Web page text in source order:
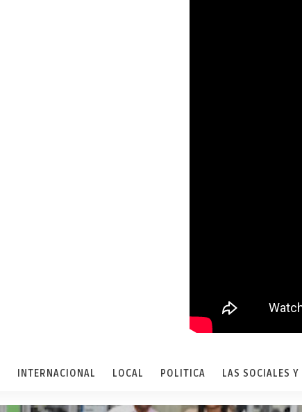
INTERNACIONAL LOCAL POLITICA LAS SOCIALES